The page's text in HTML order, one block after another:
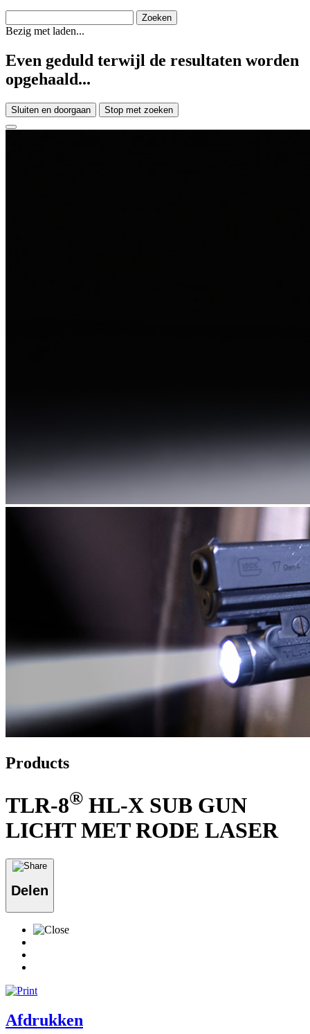
Bezig met laden...
Even geduld terwijl de resultaten worden
opgehaald...
Sluiten en doorgaan Stop met zoeken
Products
TLR-8® HL-X SUB GUN
LICHT MET RODE LASER
Delen
Afdrukken